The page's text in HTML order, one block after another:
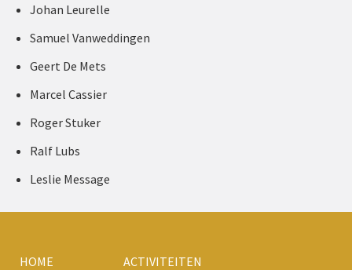
Johan Leurelle
Samuel Vanweddingen
Geert De Mets
Marcel Cassier
Roger Stuker
Ralf Lubs
Leslie Message
HOME
ACTIVITEITEN